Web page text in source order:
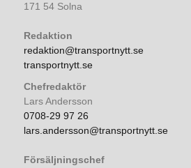
171 54 Solna
Redaktion
redaktion@transportnytt.se
transportnytt.se
Chefredaktör
Lars Andersson
0708-29 97 26
lars.andersson@transportnytt.se
Försäljningschef